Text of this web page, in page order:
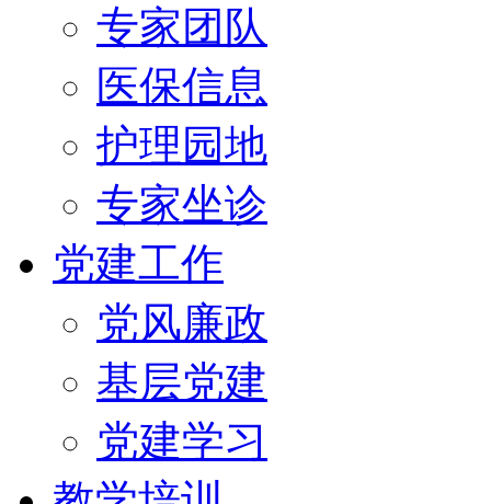
专家团队
医保信息
护理园地
专家坐诊
党建工作
党风廉政
基层党建
党建学习